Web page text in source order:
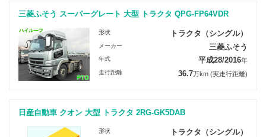
三菱ふそう スーパーグレート 大型 トラクタ QPG-FP64VDR
形状 トラクタ（シングル）
メーカー 三菱ふそう
年式 平成28/2016年
走行距離 36.7万km (実走行距離)
日産自動車 クオン 大型 トラクタ 2RG-GK5DAB
形状 トラクタ（シングル）